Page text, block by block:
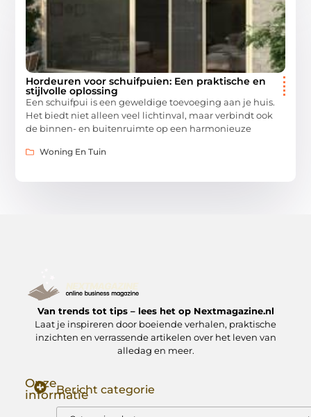
Hordeuren voor schuifpuien: Een praktische en
stijlvolle oplossing
Een schuifpui is een geweldige toevoeging aan je huis.
Het biedt niet alleen veel lichtinval, maar verbindt ook
de binnen- en buitenruimte op een harmonieuze
Woning En Tuin
Van trends tot tips – lees het op Nextmagazine.nl
Laat je inspireren door boeiende verhalen, praktische
inzichten en verrassende artikelen over het leven van
alledag en meer.
Onze
informatieBericht categorie